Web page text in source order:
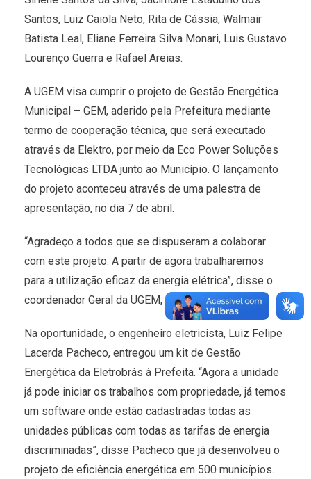
Santos, Luiz Caiola Neto, Rita de Cássia, Walmair
Batista Leal, Eliane Ferreira Silva Monari, Luis Gustavo
Lourenço Guerra e Rafael Areias.
A UGEM visa cumprir o projeto de Gestão Energética
Municipal – GEM, aderido pela Prefeitura mediante
termo de cooperação técnica, que será executado
através da Elektro, por meio da Eco Power Soluções
Tecnológicas LTDA junto ao Município. O lançamento
do projeto aconteceu através de uma palestra de
apresentação, no dia 7 de abril.
“Agradeço a todos que se dispuseram a colaborar
com este projeto. A partir de agora trabalharemos
para a utilização eficaz da energia elétrica”, disse o
coordenador Geral da UGEM, José Estevão.
Na oportunidade, o engenheiro eletricista, Luiz Felipe
Lacerda Pacheco, entregou um kit de Gestão
Energética da Eletrobrás à Prefeita. “Agora a unidade
já pode iniciar os trabalhos com propriedade, já temos
um software onde estão cadastradas todas as
unidades públicas com todas as tarifas de energia
discriminadas”, disse Pacheco que já desenvolveu o
projeto de eficiência energética em 500 municípios.